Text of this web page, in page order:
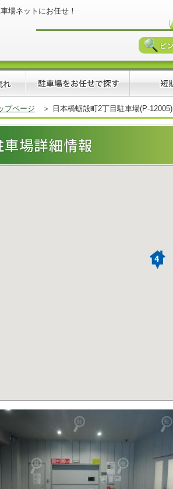
場ネットにお任せ！
プページ ＞ 日本橋蛎殻町2丁目駐車場(P-12005)